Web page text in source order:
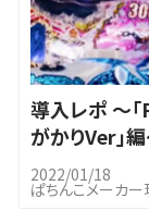
導入レポ ～
がかりVer」
2022/01/18
ぱちんこメーカ